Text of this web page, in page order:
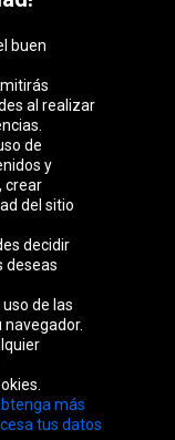
Nederland
United
Kingdom
buen
al realizar
de
y
crear
del sitio
decidir
deseas
de las
más
tus datos